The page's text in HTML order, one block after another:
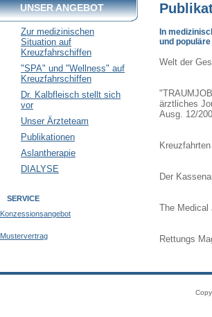
In
und
Welt der
ärztliches
Ausg. 12/
Kreuzfahrten
Der
The Medical
Rettungs
UNSER ANGEBOT
Zur medizinischen
Situation auf
Kreuzfahrschiffen
"SPA" und "Wellness" auf
Kreuzfahrschiffen
Dr. Kalbfleisch stellt sich
vor
Unser Ärzteteam
Publikationen
Aslantherapie
DIALYSE
SERVICE
Konzessionsangebot
Mustervertrag